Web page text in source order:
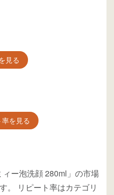
見る
率を見る
ィー泡洗顔 280ml」の市場
。
リピート率はカテゴリ